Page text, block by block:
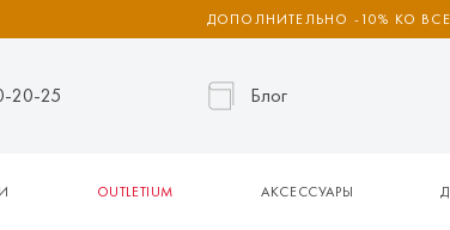
ДОПОЛНИТЕЛЬНО -10% КО
20-25 Блог
OUTLETIUM АКСЕССУАРЫ